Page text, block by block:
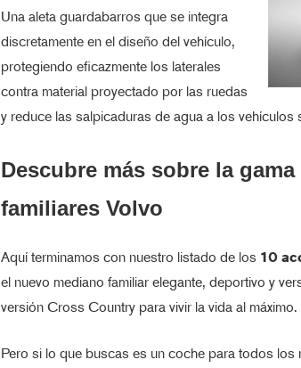
Una aleta guardabarros que se integra
discretamente en el diseño del vehículo,
protegiendo eficazmente los laterales
contra material proyectado por las ruedas
y reduce las salpicaduras de agua a los vehículos
Descubre más sobre la
familiares Volvo
Aquí terminamos con nuestro listado de los 10
el nuevo mediano familiar elegante, deportivo y
versión Cross Country para vivir la vida al máximo.
Pero si lo que buscas es un coche para todos los